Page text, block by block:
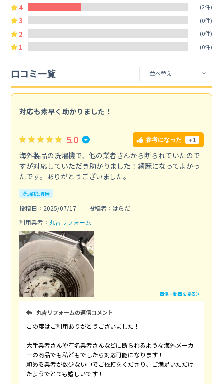
4 (2件)
3 (0件)
2 (0件)
1 (0件)
口コミ一覧
対応も素早く助かりました！
5.0 参考になった +1
海外製品の洗濯機で、他の業者さんから断られていたので
すが対応していただき助かりました！綺麗になってよかっ
たです。ありがとうございました。
洗濯機清掃
投稿日：2025/07/17
投稿者：はらだ
利用業者： 丸吉リフォーム
画像・動画を見る＞
丸吉リフォームの返信コメント
この度はご利用ありがとうございました！
大手業者さんや有名業者さんなどに断られるような海外メーカ
ーの商品でも私どもでしたら対応可能になります！
頼める業者が数少ない中でご依頼をくださり、ご満足いただけ
たようでとても嬉しいです！